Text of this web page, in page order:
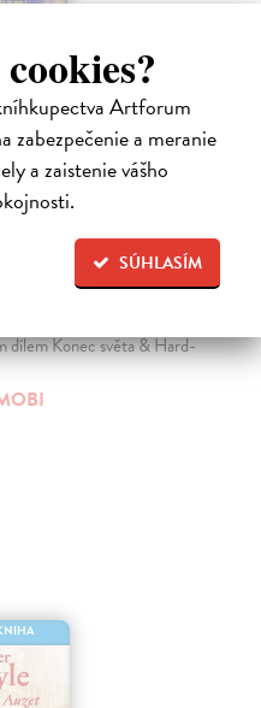
Artforum
zabezpečenie a meranie
a zaistenie vášho
SÚHLASÍM
román Harukiho
dílem Konec světa & Hard-